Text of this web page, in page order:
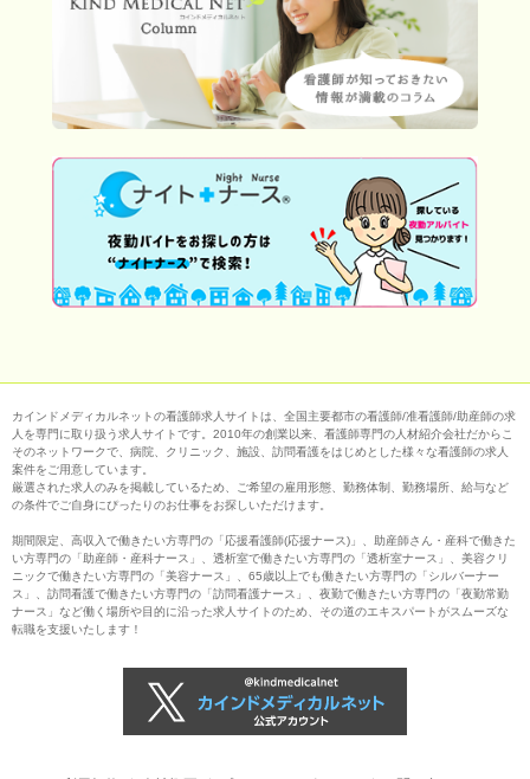
カインドメディカルネットの看護師求人サイトは、全国主要都市の看護師/准看護師/助産師の求
人を専門に取り扱う求人サイトです。2010年の創業以来、看護師専門の人材紹介会社だからこ
そのネットワークで、病院、クリニック、施設、訪問看護をはじめとした様々な看護師の求人
案件をご用意しています。
厳選された求人のみを掲載しているため、ご希望の雇用形態、勤務体制、勤務場所、給与など
の条件でご自身にぴったりのお仕事をお探しいただけます。
期間限定、高収入で働きたい方専門の「応援看護師(応援ナース)」、助産師さん・産科で働きた
い方専門の「助産師・産科ナース」、透析室で働きたい方専門の「透析室ナース」、美容クリ
ニックで働きたい方専門の「美容ナース」、65歳以上でも働きたい方専門の「シルバーナー
ス」、訪問看護で働きたい方専門の「訪問看護ナース」、夜勤で働きたい方専門の「夜勤常勤
ナース」など働く場所や目的に沿った求人サイトのため、その道のエキスパートがスムーズな
転職を支援いたします！